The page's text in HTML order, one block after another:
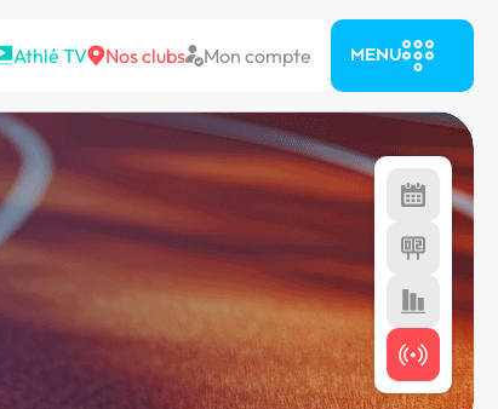
Athlé TV Nos clubs Mon compte MENU